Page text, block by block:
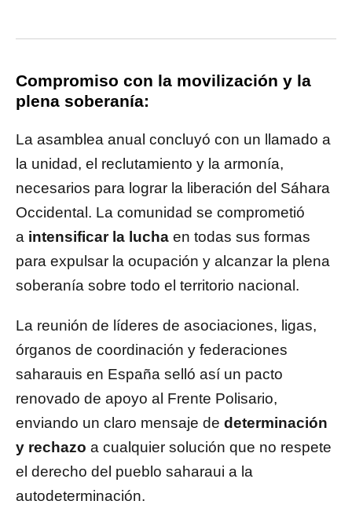
Compromiso con la movilización y la
plena soberanía:
La asamblea anual concluyó con un llamado a
la unidad, el reclutamiento y la armonía,
necesarios para lograr la liberación del Sáhara
Occidental. La comunidad se comprometió
a intensificar la lucha en todas sus formas
para expulsar la ocupación y alcanzar la plena
soberanía sobre todo el territorio nacional.
La reunión de líderes de asociaciones, ligas,
órganos de coordinación y federaciones
saharauis en España selló así un pacto
renovado de apoyo al Frente Polisario,
enviando un claro mensaje de determinación
y rechazo a cualquier solución que no respete
el derecho del pueblo saharaui a la
autodeterminación.